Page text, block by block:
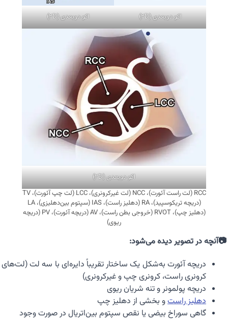
اکو دوبعدی (2D) اکو دوبعدی (2D)
اکو دوبعدی (2D)
RCC (لت راست آئورت)، NCC (لت غیرکرونری)، LCC (لت چپ آئورت)، TV
(دریچه تریکوسپید)، RA (دهلیز راست)، IAS (سپتوم بین‌دهلیزی)، LA
(دهلیز چپ)، RVOT (خروجی بطن راست)، AV (دریچه آئورت)، PV (دریچه
ریوی)
📷آنچه در تصویر دیده می‌شود:
دریچه آئورت به‌شکل یک ساختار تقریباً دایره‌ای با سه لت (لت‌های
کرونری راست، کرونری چپ و غیرکرونری)
دریچه پولمونر و تنه شریان ریوی
دهلیز راستو بخشی از دهلیز چپ
گاهی سوراخ بیضی یا نقص سپتوم بین‌اتریال در صورت وجود